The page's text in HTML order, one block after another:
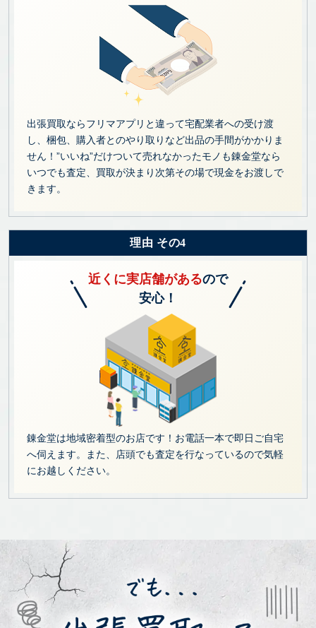
出張買取ならフリマアプリと違って宅配業者への受け渡
し、梱包、購入者とのやり取りなど出品の手間がかかりま
せん！”いいね”だけついて売れなかったモノも錬金堂なら
いつでも査定、買取が決まり次第その場で現金をお渡しで
きます。
理由 その4
近くに実店舗があるので
安心！
錬金堂は地域密着型のお店です！お電話一本で即日ご自宅
へ伺えます。また、店頭でも査定を行なっているので気軽
にお越しください。